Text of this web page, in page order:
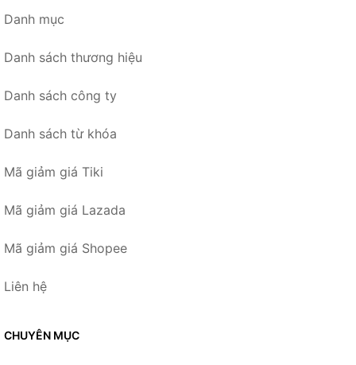
Danh mục
Danh sách thương hiệu
Danh sách công ty
Danh sách từ khóa
Mã giảm giá Tiki
Mã giảm giá Lazada
Mã giảm giá Shopee
Liên hệ
CHUYÊN MỤC